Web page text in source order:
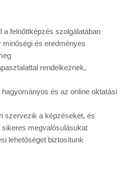
a felnőttképzés szolgálatában
minőségi és eredményes
rendelkeznek,
és az online oktatási
szervezik a képzéseket, és
megvalósulásukat
lehetőséget biztosítunk